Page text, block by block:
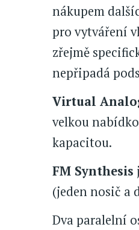
nákupem
pro vytváření
zřejmě
nepřipadá
Virtual
velkou
kapacitou.
FM Synthesis
(jeden nosič a
Dva paralelní